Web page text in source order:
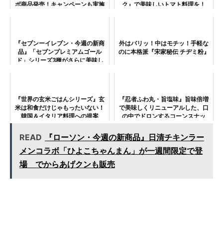
ボ商品発売！キャンペーンも実施
ク』で美味しいトマト料理を！
『セブンーイレブン・今週の新商
品』「セブンプレミアムゴール
ド」シリーズ3種がさらに美味し
外はパリッ！中はモチッ！手軽な
のに本格派『宋家秘伝 チヂミ粉』
『世界の玄米ごはんシリーズ』玄
米は和食だけじゃもったいない！
韓国＆イタリア料理への提案
『忍者ふわ丸・旨塩味』旨味倍増
で美味しくリニューアルした、口
の中でドロンするコーンスナッ
READ
『ローソン・今週の新商品』日清チキンラー
メンコラボ「ひよこちゃんまん」が一週間限定で登
場 でからあげクンも販売